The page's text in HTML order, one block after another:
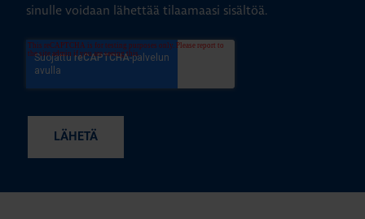
sinulle voidaan lähettää tilaamaasi sisältöä.